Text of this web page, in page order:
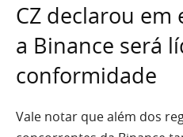
CZ declarou
a Binance será
conformidade
Vale notar que além dos